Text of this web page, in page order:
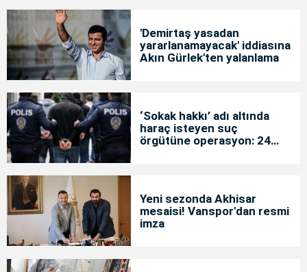
'Demirtaş yasadan
yararlanamayacak' iddiasına
Akın Gürlek'ten yalanlama
‘Sokak hakkı’ adı altında
haraç isteyen suç
örgütüne operasyon: 24
Yeni sezonda Akhisar
mesaisi! Vanspor'dan resmi
imza